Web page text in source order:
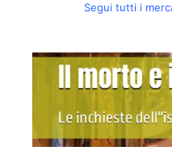
Segui tutti i